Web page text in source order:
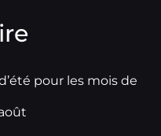
pour les mois de